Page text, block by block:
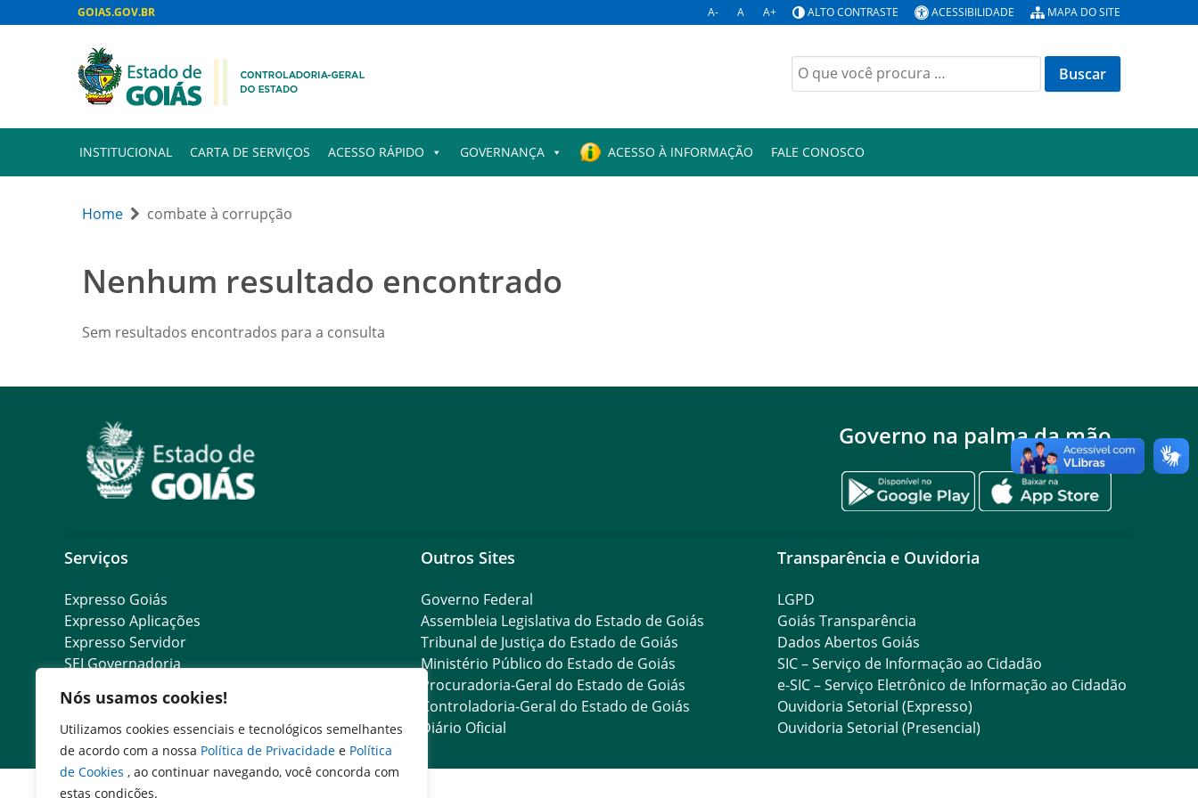
Nós usamos cookies!
Utilizamos cookies essenciais e tecnológicos semelhantes
de acordo com a nossa Política de Privacidade e Política
de Cookies , ao continuar navegando, você concorda com
estas condições.
GOIAS.GOV.BR A- A A+ ALTO CONTRASTE ACESSIBILIDADE MAPA DO SITE
Buscar
por:
INSTITUCIONAL CARTA DE SERVIÇOS ACESSO RÁPIDO GOVERNANÇA ACESSO À INFORMAÇÃO FALE CONOSCO
Home combate à corrupção
Nenhum resultado encontrado
Sem resultados encontrados para a consulta
Governo na palma da mão
Serviços
Expresso Goiás
Expresso Aplicações
Expresso Servidor
SEI Governadoria
Escola de Governo
Agenda de Autoridades
Outros Sites
Governo Federal
Assembleia Legislativa do Estado de Goiás
Tribunal de Justiça do Estado de Goiás
Ministério Público do Estado de Goiás
Procuradoria-Geral do Estado de Goiás
Controladoria-Geral do Estado de Goiás
Diário Oficial
Transparência e Ouvidoria
LGPD
Goiás Transparência
Dados Abertos Goiás
SIC – Serviço de Informação ao Cidadão
e-SIC – Serviço Eletrônico de Informação ao Cidadão
Ouvidoria Setorial (Expresso)
Ouvidoria Setorial (Presencial)